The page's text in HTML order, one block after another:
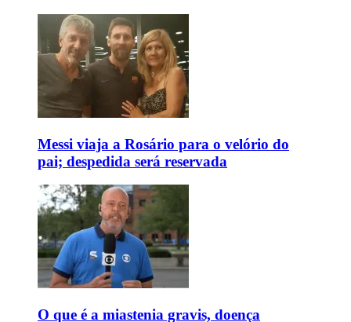
Messi viaja a Rosário para o velório do
pai; despedida será reservada
O que é a miastenia gravis, doença